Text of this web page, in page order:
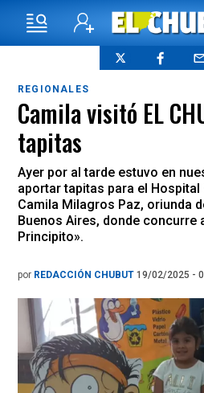
REGIONALES
Camila visitó EL
tapitas
Ayer por al tarde estuvo en
aportar tapitas para el Hospital
Camila Milagros Paz, oriunda
Buenos Aires, donde concurre
Principito».
por REDACCIÓN CHUBUT 19/02/2025 -